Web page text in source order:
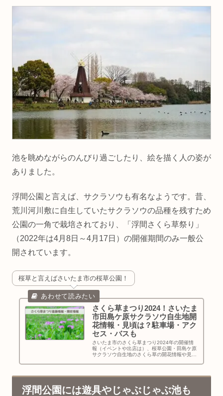
池を眺めながらのんびり過ごしたり、絵を描く人の姿が
ありました。
浮間公園と言えば、サクラソウも有名なようです。昔、
荒川河川敷に自生していたサクラソウの品種を残すため
公園の一角で栽培されており、「浮間さくら草祭り」
（2022年は4月8日～4月17日）の開催期間のみ一般公
開されています。
桜草と言えばさいたま市の桜草公園！
さくら草まつり2024！さいたま
市田島ケ原サクラソウ自生地開
花情報・見頃は？駐車場・アク
セス・バスも
さいたま市のさくら草まつり2024年の開催情
報（イベントや出店は）、桜草公園・田島ケ原
サクラソウ自生地のさくら草の開花情報や見
浮間公園には遊具やじゃぶじゃぶ池も